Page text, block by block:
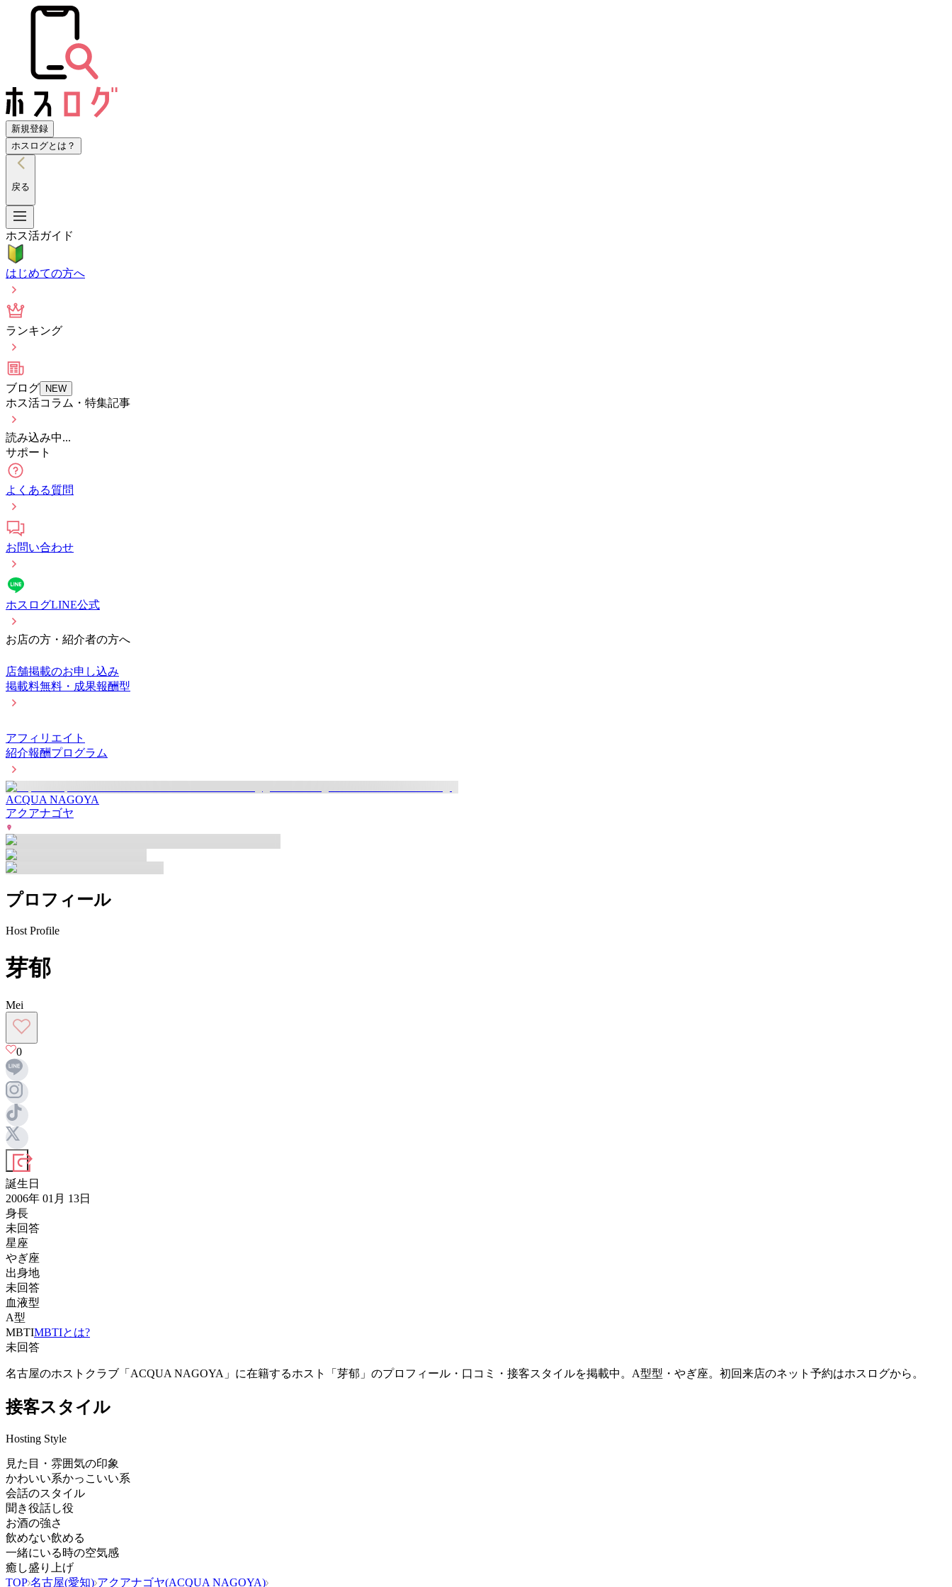
新規登録
ホスログとは？
戻る
ホス活ガイド
はじめての方へ
ランキング
ブログ NEW
ホス活コラム・特集記事
読み込み中...
サポート
よくある質問
お問い合わせ
ホスログLINE公式
お店の方・紹介者の方へ
店舗掲載のお申し込み
掲載料無料・成果報酬型
アフィリエイト
紹介報酬プログラム
ACQUA NAGOYA
アクアナゴヤ
プロフィール
Host Profile
芽郁
Mei
0
誕生日
2006年 01月 13日
身長
未回答
星座
やぎ座
出身地
未回答
血液型
A型
MBTIMBTIとは?
未回答
名古屋のホストクラブ「ACQUA NAGOYA」に在籍するホスト「芽郁」のプロフィール・口コミ・接客スタイルを掲載中。A型型・やぎ座。初回来店のネット予約はホスログから。
接客スタイル
Hosting Style
見た目・雰囲気の印象
かわいい系かっこいい系
会話のスタイル
聞き役話し役
お酒の強さ
飲めない飲める
一緒にいる時の空気感
癒し盛り上げ
TOP 名古屋(愛知) アクアナゴヤ(ACQUA NAGOYA)